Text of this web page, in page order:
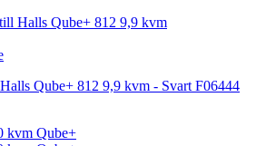
Qube+ 812 9,9 kvm - Svart F06444